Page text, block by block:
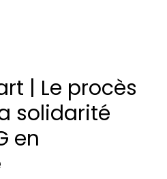
| Le procès
solidarité
en